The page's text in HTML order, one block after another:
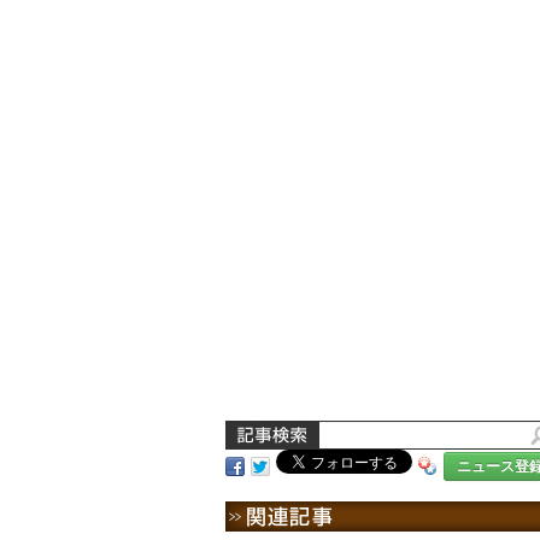
ニュース登